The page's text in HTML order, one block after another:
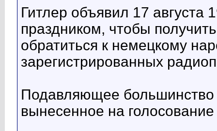
Гитлер объявил 17 августа
праздником, чтобы
обратиться к немецкому
зарегистрированных
Подавляющее большинство
вынесенное на